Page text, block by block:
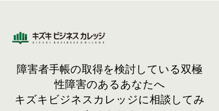
障害者手帳の取得を検討している双極
性障害のあるあなたへ
キズキビジネスカレッジに相談してみ